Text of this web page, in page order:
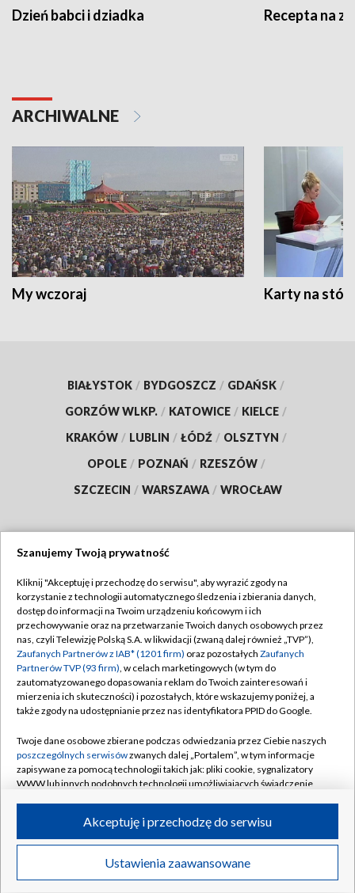
Dzień babci i dziadka Recepta na
ARCHIWALNE
My wczoraj Karty na
BIAŁYSTOK / BYDGOSZCZ / GDAŃSK /
GORZÓW WLKP. / KATOWICE / KIELCE /
KRAKÓW / LUBLIN / ŁÓDŹ / OLSZTYN /
OPOLE / POZNAŃ / RZESZÓW /
SZCZECIN / WARSZAWA / WROCŁAW
TVP
Abonament TVP
Emisja w TVP
Centrum informacji TVP
Naziemna Telewizja Cyfrowa
Rada Programowa
System NOS
Informacje o nadawcy
Program dla prasy
Ogłoszenie przetargowe
Regulamin TVP
Polityka prywatności
Moje zgody
Pomoc
Kontakt
Kanały
©2026 Telewizja Polska S.A. w likwidacji
Szanujemy Twoją prywatność
Kliknij "Akceptuję i przechodzę do serwisu", aby wyrazić zgody na
korzystanie z technologii automatycznego śledzenia i zbierania danych,
dostęp do informacji na Twoim urządzeniu końcowym i ich
przechowywanie oraz na przetwarzanie Twoich danych osobowych przez
nas, czyli Telewizję Polską S.A. w likwidacji (zwaną dalej również „TVP”),
Zaufanych Partnerów z IAB* (1201 firm) oraz pozostałych Zaufanych
Partnerów TVP (93 firm), w celach marketingowych (w tym do
zautomatyzowanego dopasowania reklam do Twoich zainteresowań i
mierzenia ich skuteczności) i pozostałych, które wskazujemy poniżej, a
także zgody na udostępnianie przez nas identyfikatora PPID do Google.
Twoje dane osobowe zbierane podczas odwiedzania przez Ciebie naszych
poszczególnych serwisówzwanych dalej „Portalem”, w tym informacje
zapisywane za pomocą technologii takich jak: pliki cookie, sygnalizatory
WWW lub innych podobnych technologii umożliwiających świadczenie
ruchu w Internecie.
Twoje dane osobowe zbierane podczas odwiedzania przez Ciebie
poszczególnych serwisówna Portalu, takie jak adresy IP, identyfikatory
Ustawienia zaawansowane
Akceptuję i przechodzę do serwisu